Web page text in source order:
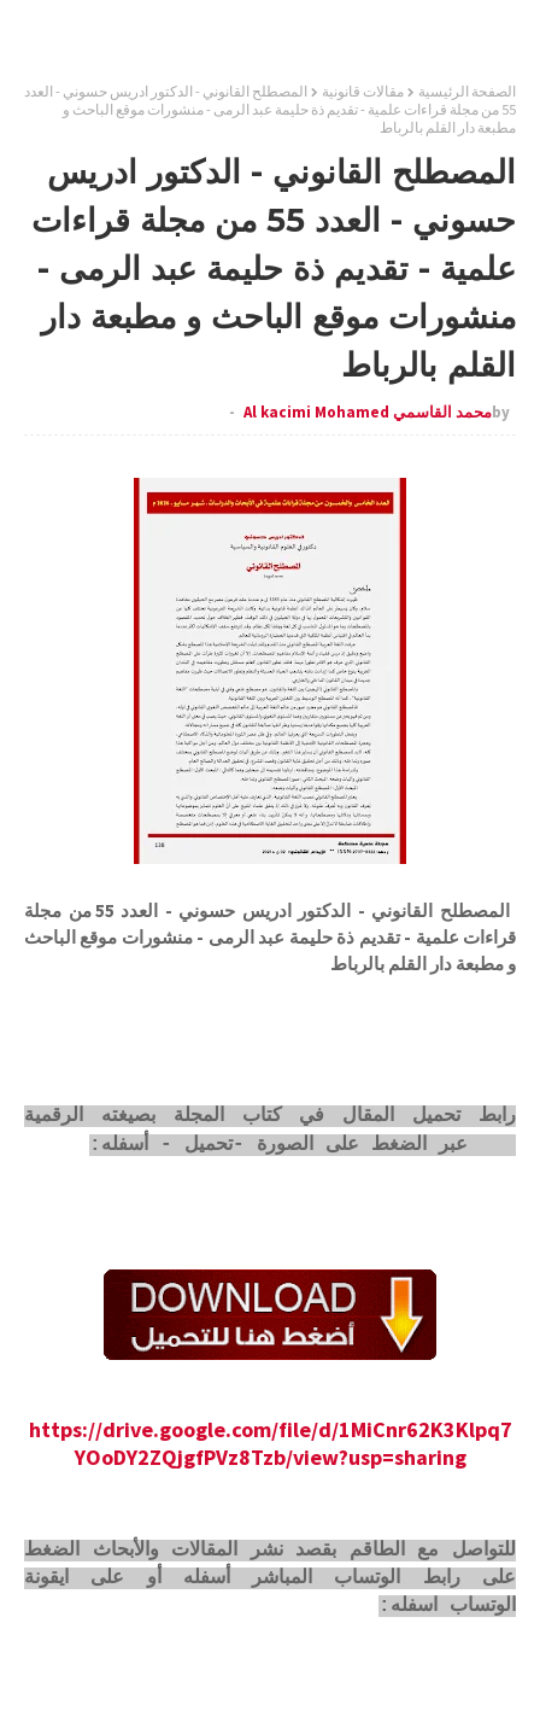
الصفحة الرئيسية مقالات قانونية
المصطلح القانوني - الدكتور ادريس حسوني - العدد
55 من مجلة قراءات علمية - تقديم ذة حليمة عبد الرمى - منشورات موقع الباحث و
مطبعة دار القلم بالرباط
المصطلح القانوني - الدكتور ادريس
حسوني - العدد 55 من مجلة قراءات
علمية - تقديم ذة حليمة عبد الرمى -
منشورات موقع الباحث و مطبعة دار
القلم بالرباط
byمحمد القاسمي Al kacimi Mohamed
المصطلح القانوني - الدكتور ادريس حسوني - العدد 55 من مجلة
قراءات علمية - تقديم ذة حليمة عبد الرمى - منشورات موقع الباحث
و مطبعة دار القلم بالرباط
رابط تحميل المقال في كتاب المجلة بصيغته الرقمية
https://drive.google.com/file/d/1MiCnr62K3Klpq7
YOoDY2ZQjgfPVz8Tzb/view?usp=sharing
للتواصل مع الطاقم بقصد نشر المقالات والأبحاث الضغط
على رابط الوتساب المباشر أسفله أو على ايقونة
الوتساب اسفله: